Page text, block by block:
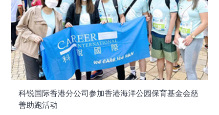
科锐国际香港分公司参加香港海洋公园保育基金会慈
善助跑活动